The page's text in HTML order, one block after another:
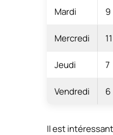
Mardi 9
Mercredi 11
Jeudi 7
Vendredi 6
Il est